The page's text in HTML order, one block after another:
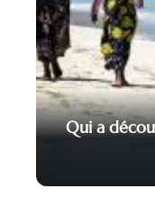
Qui a